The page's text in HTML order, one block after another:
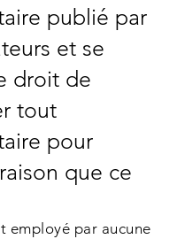
publié par
et se
droit de
tout
pour
que ce
employé par aucune